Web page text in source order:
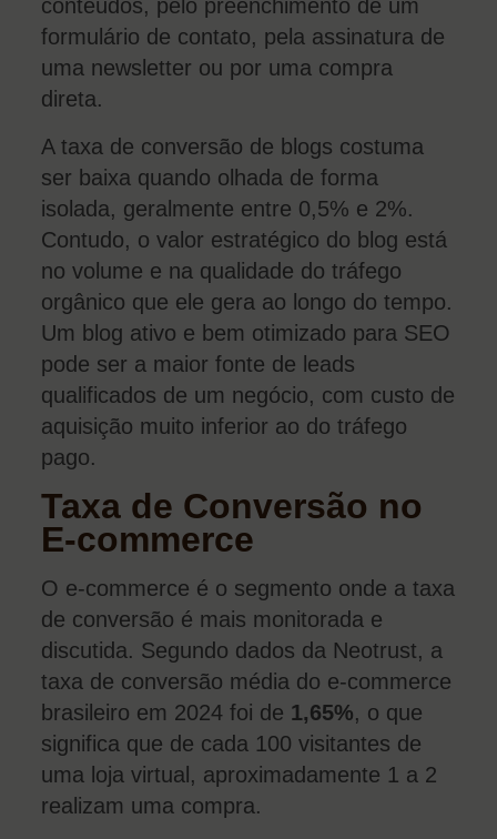
conteúdos, pelo preenchimento de um
formulário de contato, pela assinatura de
uma newsletter ou por uma compra
direta.
A taxa de conversão de blogs costuma
ser baixa quando olhada de forma
isolada, geralmente entre 0,5% e 2%.
Contudo, o valor estratégico do blog está
no volume e na qualidade do tráfego
orgânico que ele gera ao longo do tempo.
Um blog ativo e bem otimizado para SEO
pode ser a maior fonte de leads
qualificados de um negócio, com custo de
aquisição muito inferior ao do tráfego
pago.
Taxa de Conversão no
E-commerce
O e-commerce é o segmento onde a taxa
de conversão é mais monitorada e
discutida. Segundo dados da Neotrust, a
taxa de conversão média do e-commerce
brasileiro em 2024 foi de 1,65%, o que
significa que de cada 100 visitantes de
uma loja virtual, aproximadamente 1 a 2
realizam uma compra.